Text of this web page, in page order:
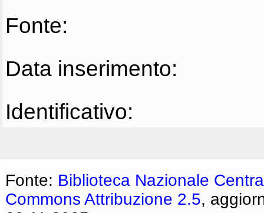
Fonte:
Data inserimento:
Identificativo:
Fonte: Biblioteca Nazionale
Commons Attribuzione 2.5,